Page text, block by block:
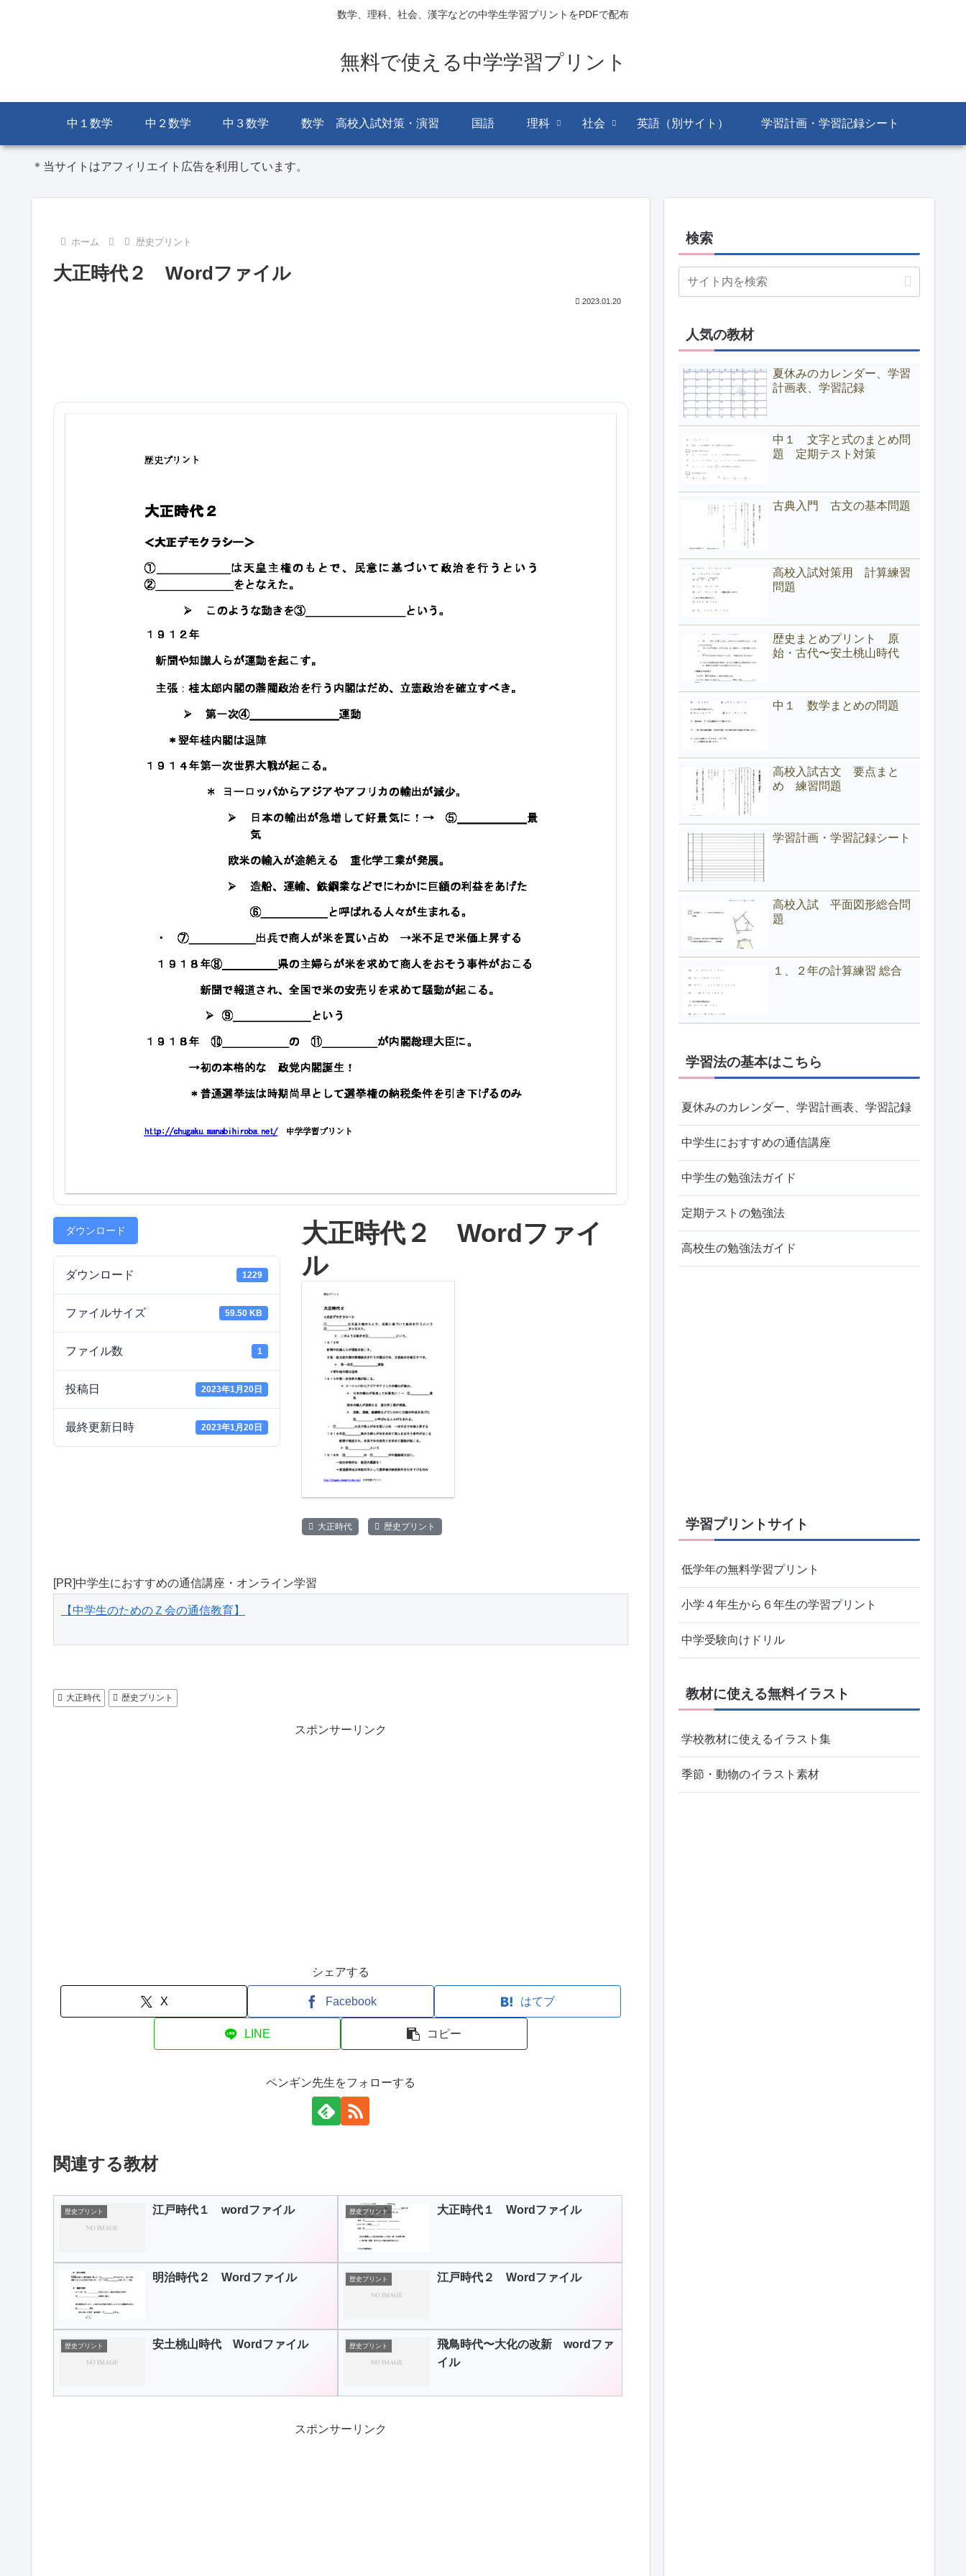
数学、理科、社会、漢字などの中学生学習プリントをPDFで配布
無料で使える中学学習プリント
中１数学 中２数学 中３数学 数学 高校入試対策・演習 国語 理科 社会 英語（別サイト） 学習計画・学習記録シート
＊当サイトはアフィリエイト広告を利用しています。
ホーム 歴史プリント
大正時代２ Wordファイル
2023.01.20
ダウンロード
ダウンロード 1229
ファイルサイズ 59.50 KB
ファイル数 1
投稿日 2023年1月20日
最終更新日時 2023年1月20日
大正時代２ Wordファイ
ル
大正時代 歴史プリント
[PR]中学生におすすめの通信講座・オンライン学習
【中学生のためのＺ会の通信教育】
大正時代 歴史プリント
スポンサーリンク
シェアする
X Facebook はてブ
LINE コピー
ペンギン先生をフォローする
関連する教材
歴史プリント 江戸時代１ wordファイル 歴史プリント 大正時代１ Wordファイル
明治時代２ Wordファイル 歴史プリント 江戸時代２ Wordファイル
歴史プリント 安土桃山時代 Wordファイル 歴史プリント
飛鳥時代〜大化の改新 wordファ
イル
スポンサーリンク
検索
人気の教材
夏休みのカレンダー、学習
計画表、学習記録
中１ 文字と式のまとめ問
題 定期テスト対策
古典入門 古文の基本問題
高校入試対策用 計算練習
問題
歴史まとめプリント 原
始・古代〜安土桃山時代
中１ 数学まとめの問題
高校入試古文 要点まと
め 練習問題
学習計画・学習記録シート
高校入試 平面図形総合問
題
１、２年の計算練習 総合
学習法の基本はこちら
夏休みのカレンダー、学習計画表、学習記録
中学生におすすめの通信講座
中学生の勉強法ガイド
定期テストの勉強法
高校生の勉強法ガイド
学習プリントサイト
低学年の無料学習プリント
小学４年生から６年生の学習プリント
中学受験向けドリル
教材に使える無料イラスト
学校教材に使えるイラスト集
季節・動物のイラスト素材